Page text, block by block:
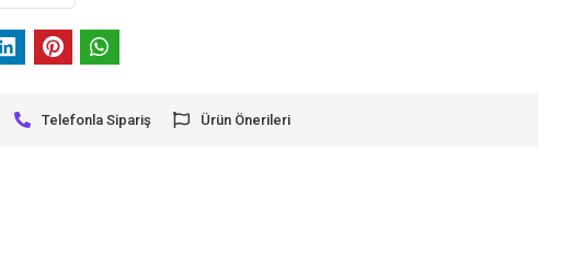
Telefonla Sipariş Ürün Önerileri